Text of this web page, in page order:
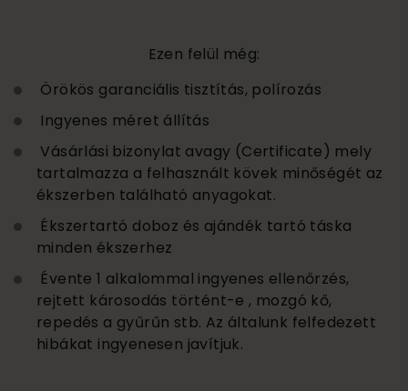
Ezen felül még:
Örökös garanciális tisztítás, polírozás
Ingyenes méret állítás
Vásárlási bizonylat avagy (Certificate) mely
tartalmazza a felhasznált kövek minőségét az
ékszerben található anyagokat.
Ékszertartó doboz és ajándék tartó táska
minden ékszerhez
Évente 1 alkalommal ingyenes ellenőrzés,
rejtett károsodás történt-e , mozgó kő,
repedés a gyűrűn stb. Az általunk felfedezett
hibákat ingyenesen javítjuk.